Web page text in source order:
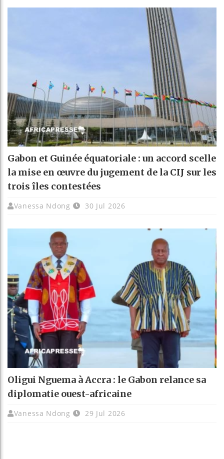
Gabon et Guinée équatoriale : un accord scelle
la mise en œuvre du jugement de la CIJ sur les
trois îles contestées
Vanessa Ndong 30 Jul 2026
Oligui Nguema à Accra : le Gabon relance sa
diplomatie ouest-africaine
Vanessa Ndong 29 Jul 2026